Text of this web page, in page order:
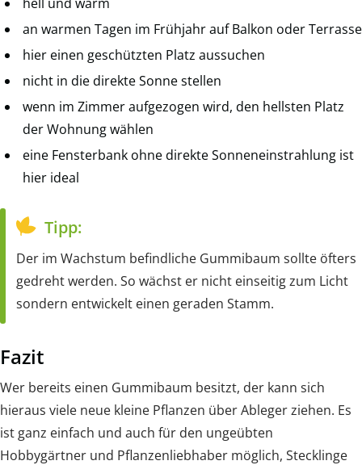
hell und warm
an warmen Tagen im Frühjahr auf Balkon oder Terrasse
hier einen geschützten Platz aussuchen
nicht in die direkte Sonne stellen
wenn im Zimmer aufgezogen wird, den hellsten Platz
der Wohnung wählen
eine Fensterbank ohne direkte Sonneneinstrahlung ist
hier ideal
Tipp:
Der im Wachstum befindliche Gummibaum sollte öfters
gedreht werden. So wächst er nicht einseitig zum Licht
sondern entwickelt einen geraden Stamm.
Fazit
Wer bereits einen Gummibaum besitzt, der kann sich
hieraus viele neue kleine Pflanzen über Ableger ziehen. Es
ist ganz einfach und auch für den ungeübten
Hobbygärtner und Pflanzenliebhaber möglich, Stecklinge